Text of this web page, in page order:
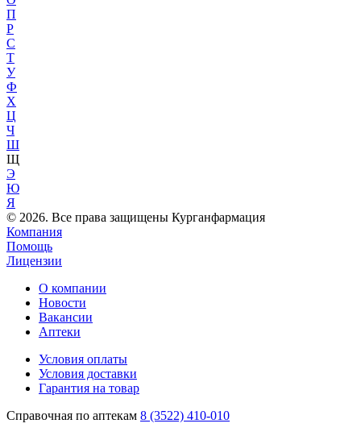
П
Р
С
Т
У
Ф
Х
Ц
Ч
Ш
Щ
Э
Ю
Я
© 2026. Все права защищены Курганфармация
Компания
Помощь
Лицензии
О компании
Новости
Вакансии
Аптеки
Условия оплаты
Условия доставки
Гарантия на товар
Справочная по аптекам 8 (3522) 410-010